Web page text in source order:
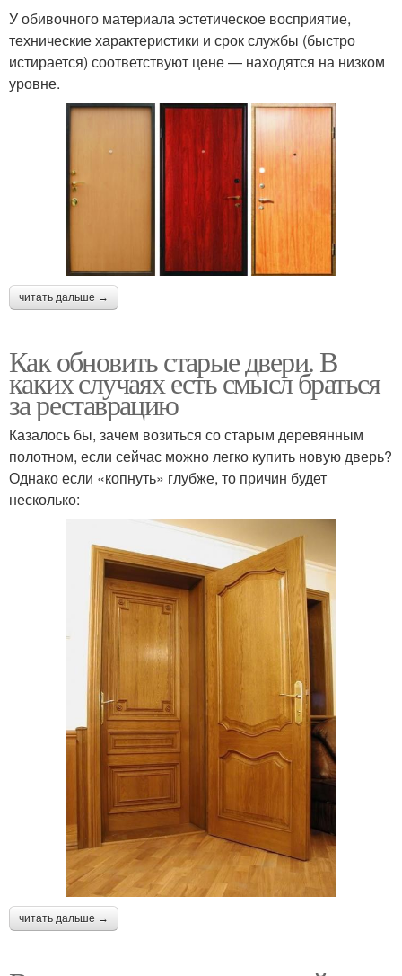
У обивочного материала эстетическое восприятие,
технические характеристики и срок службы (быстро
истирается) соответствуют цене — находятся на низком
уровне.
читать дальше →
Как обновить старые двери. В
каких случаях есть смысл браться
за реставрацию
Казалось бы, зачем возиться со старым деревянным
полотном, если сейчас можно легко купить новую дверь?
Однако если «копнуть» глубже, то причин будет
несколько:
читать дальше →